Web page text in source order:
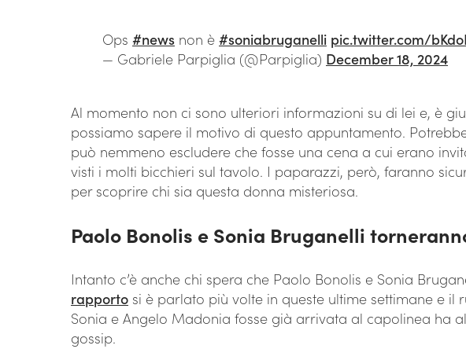
Ops #news non è #soniabruganelli pic.twitter.com/
— Gabriele Parpiglia (@Parpiglia) December 18, 2024
Al momento non ci sono ulteriori informazioni su di lei e, è
possiamo sapere il motivo di questo appuntamento.
può nemmeno escludere che fosse una cena a cui erano
visti i molti bicchieri sul tavolo. I paparazzi, però, faranno
per scoprire chi sia questa donna misteriosa.
Paolo Bonolis e Sonia Bruganelli
Intanto c’è anche chi spera che Paolo Bonolis e Sonia
rapporto si è parlato più volte in queste ultime settimane e il
Sonia e Angelo Madonia fosse già arrivata al capolinea ha
gossip.